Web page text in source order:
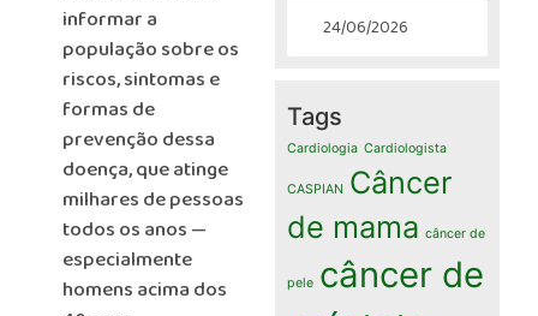
informar a
população sobre os
riscos, sintomas e
formas de
prevenção dessa
doença, que atinge
milhares de pessoas
todos os anos —
especialmente
homens acima dos
24/06/2026
Tags
Cardiologia Cardiologista
CASPIAN Câncer
de mama câncer de
pele câncer de